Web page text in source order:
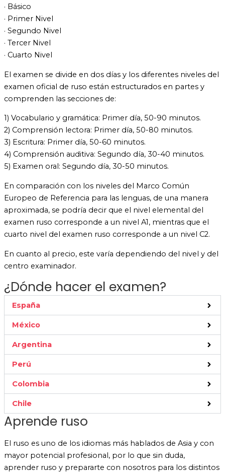
· Básico
· Primer Nivel
· Segundo Nivel
· Tercer Nivel
· Cuarto Nivel
El examen se divide en dos días y los diferentes niveles del
examen oficial de ruso están estructurados en partes y
comprenden las secciones de:
1) Vocabulario y gramática: Primer día, 50-90 minutos.
2) Comprensión lectora: Primer día, 50-80 minutos.
3) Escritura: Primer día, 50-60 minutos.
4) Comprensión auditiva: Segundo día, 30-40 minutos.
5) Examen oral: Segundo día, 30-50 minutos.
En comparación con los niveles del Marco Común
Europeo de Referencia para las lenguas, de una manera
aproximada, se podría decir que el nivel elemental del
examen ruso corresponde a un nivel A1, mientras que el
cuarto nivel del examen ruso corresponde a un nivel C2.
En cuanto al precio, este varía dependiendo del nivel y del
centro examinador.
¿Dónde hacer el examen?
España
México
Argentina
Perú
Colombia
Chile
Aprende ruso
El ruso es uno de los idiomas más hablados de Asia y con
mayor potencial profesional, por lo que sin duda,
aprender ruso y prepararte con nosotros para los distintos